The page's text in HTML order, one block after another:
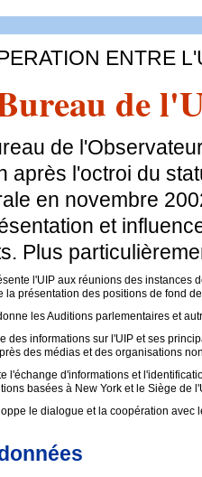
ENTRE
de
de
après l'octroi du
en novembre
et
Plus
l'UIP aux réunions des instances
la présentation des positions de fond
les Auditions parlementaires et
des informations sur l'UIP et ses
des médias et des organisations
l'échange d'informations et
basées à New York et le Siège de
le dialogue et la coopération avec